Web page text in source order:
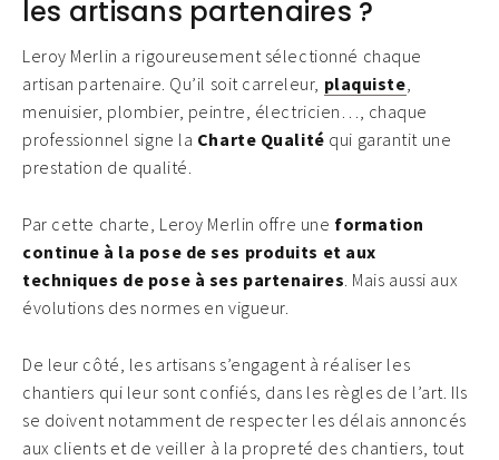
les artisans partenaires ?
Leroy Merlin a rigoureusement sélectionné chaque
artisan partenaire. Qu’il soit carreleur, plaquiste
menuisier, plombier, peintre, électricien…, chaque
professionnel signe la Charte Qualité qui garantit une
prestation de qualité.
Par cette charte, Leroy Merlin offre une formation
continue à la pose de ses produits et aux
techniques de pose à ses partenaires . Mais aussi aux
évolutions des normes en vigueur.
De leur côté, les artisans s’engagent à réaliser les
chantiers qui leur sont confiés, dans les règles de l’art. Ils
se doivent notamment de respecter les délais annoncés
aux clients et de veiller à la propreté des chantiers, tout